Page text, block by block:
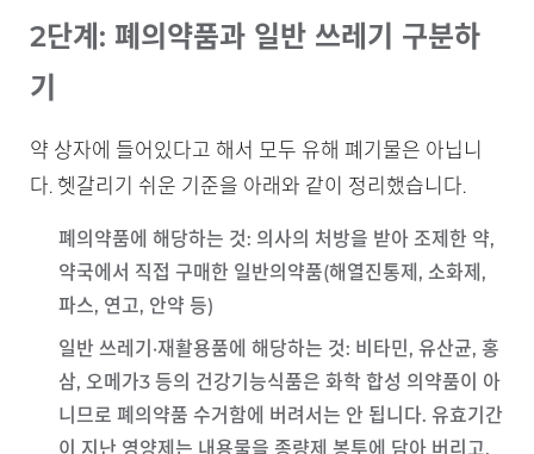
2단계: 폐의약품과 일반 쓰레기 구분하
기
약 상자에 들어있다고 해서 모두 유해 폐기물은 아닙니
다. 헷갈리기 쉬운 기준을 아래와 같이 정리했습니다.
폐의약품에 해당하는 것: 의사의 처방을 받아 조제한 약,
약국에서 직접 구매한 일반의약품(해열진통제, 소화제,
파스, 연고, 안약 등)
일반 쓰레기·재활용품에 해당하는 것: 비타민, 유산균, 홍
삼, 오메가3 등의 건강기능식품은 화학 합성 의약품이 아
니므로 폐의약품 수거함에 버려서는 안 됩니다. 유효기간
이 지난 영양제는 내용물을 종량제 봉투에 담아 버리고,